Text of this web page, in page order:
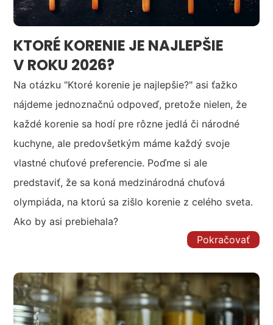
KTORÉ KORENIE JE NAJLEPŠIE
V ROKU 2026?
Na otázku "Ktoré korenie je najlepšie?" asi ťažko
nájdeme jednoznačnú odpoveď, pretože nielen, že
každé korenie sa hodí pre rôzne jedlá či národné
kuchyne, ale predovšetkým máme každý svoje
vlastné chuťové preferencie. Poďme si ale
predstaviť, že sa koná medzinárodná chuťová
olympiáda, na ktorú sa zišlo korenie z celého sveta.
Ako by asi prebiehala?
Pokračovať